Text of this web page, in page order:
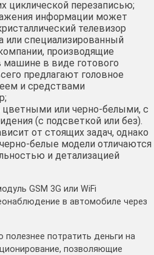
циклической перезаписью;
информации может
телевизор
или специализированный
производящие
в виде готового
предлагают головное
и средствами
или черно-белыми, с
(с подсветкой или без).
от стоящих задач, однако
белые модели отличаются
и детализацией
GSM 3G или WiFi
в автомобиле через
полезнее потратить деньги на
позволяющие